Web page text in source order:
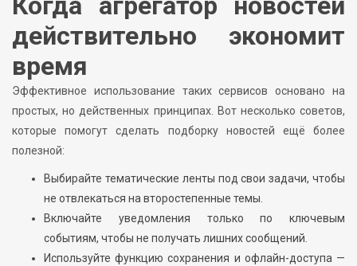
действительно экономит
время
Эффективное использование таких сервисов основано на
простых, но действенных принципах. Вот несколько советов,
которые помогут сделать подборку новостей ещё более
полезной:
Выбирайте тематические ленты под свои задачи, чтобы
не отвлекаться на второстепенные темы.
Включайте уведомления только по ключевым
событиям, чтобы не получать лишних сообщений.
Используйте функцию сохранения и офлайн-доступа —